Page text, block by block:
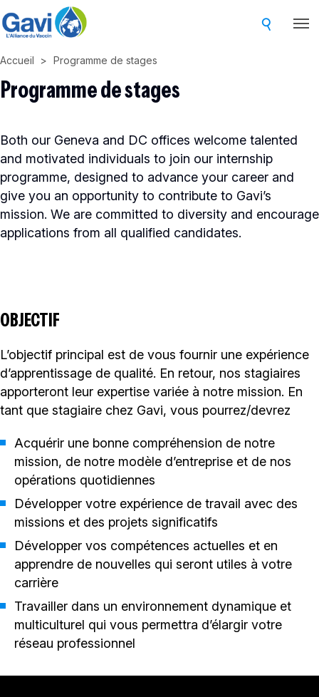
Skip
to
content
Accueil Programme de stages
Programme de stages
Both our Geneva and DC offices welcome talented
and motivated individuals to join our internship
programme, designed to advance your career and
give you an opportunity to contribute to Gavi’s
mission. We are committed to diversity and encourage
applications from all qualified candidates.
OBJECTIF
L’objectif principal est de vous fournir une expérience
d’apprentissage de qualité. En retour, nos stagiaires
apporteront leur expertise variée à notre mission. En
tant que stagiaire chez Gavi, vous pourrez/devrez
Acquérir une bonne compréhension de notre
mission, de notre modèle d’entreprise et de nos
opérations quotidiennes
Développer votre expérience de travail avec des
missions et des projets significatifs
Développer vos compétences actuelles et en
apprendre de nouvelles qui seront utiles à votre
carrière
Travailler dans un environnement dynamique et
multiculturel qui vous permettra d’élargir votre
réseau professionnel